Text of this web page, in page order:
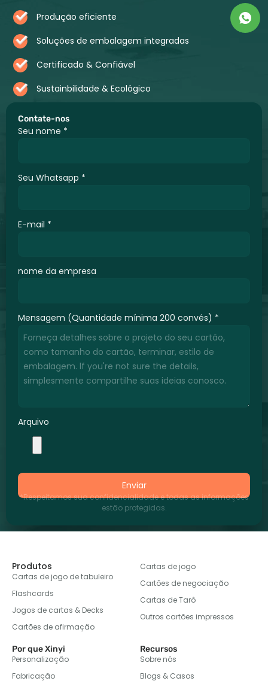
Contate-nos
Seu nome *
Seu Whatsapp *
E-mail *
nome da empresa
Mensagem (Quantidade mínima 200 convés) *
Arquivo
Enviar
*Respeitamos sua confidencialidade e todas as informações
estão protegidas.
Produção eficiente
Soluções de embalagem integradas
Certificado & Confiável
Sustainbilidade & Ecológico
Produtos
Cartas de jogo de tabuleiro
Flashcards
Jogos de cartas & Decks
Cartões de afirmação
Cartas de jogo
Cartões de negociação
Cartas de Tarô
Outros cartões impressos
Por que Xinyi
Personalização
Fabricação
Recursos
Sobre nós
Blogs & Casos